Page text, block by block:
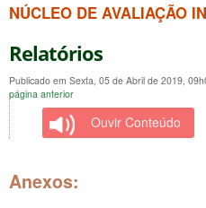
NÚCLEO DE AVALIAÇÃO
Relatórios
Publicado em Sexta, 05 de Abril de 2019,
página anterior
Ouvir Conteúdo
Anexos: